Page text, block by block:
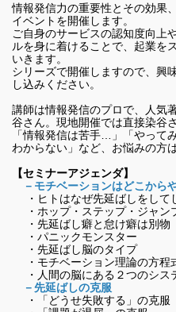
情報発信力の重要性とその効果
イベントを開催します。
ご自身のサービスの認知度向上
ルを身に着けることで、起業を
いきます。
シリーズで開催しますので、興
し込みください。
講師は情報発信のプロで、人気
谷さん。現地開催では直接染谷
「情報発信は苦手…」「やって
わからない」など、お悩みの方
【セミナーアジェンダ】
－モチベーションはどこから
・ヒトはなぜ先延ばしをして
・ホップ・ステップ・ジャン
・先延ばし癖と怠け癖は別物
・パニックモンスター
・先延ばし脳のタイプ
・モチベーション理論の方程
・人間の脳にある２つのシス
－先延ばしの克服
・「どうせ失敗する」の克服